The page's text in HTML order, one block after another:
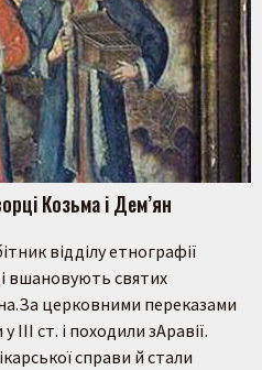
Козьма і Дем’ян
відділу етнографії
вшановують святих
церковними переказами
ст. і походили зАравії.
справи й стали